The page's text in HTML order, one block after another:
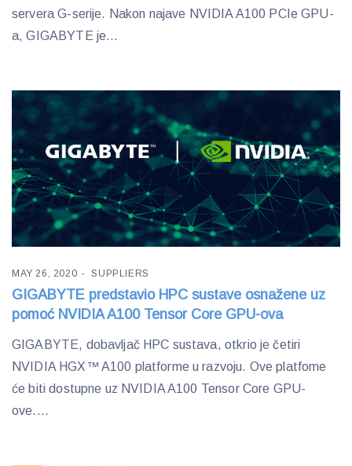
servera G-serije. Nakon najave NVIDIA A100 PCIe GPU-
a, GIGABYTE je...
MAY 26, 2020 SUPPLIERS
GIGABYTE predstavio HPC sustave osnažene uz
pomoć NVIDIA A100 Tensor Core GPU-ova
GIGABYTE, dobavljač HPC sustava, otkrio je četiri
NVIDIA HGX™ A100 platforme u razvoju. Ove platfome
će biti dostupne uz NVIDIA A100 Tensor Core GPU-
ove....